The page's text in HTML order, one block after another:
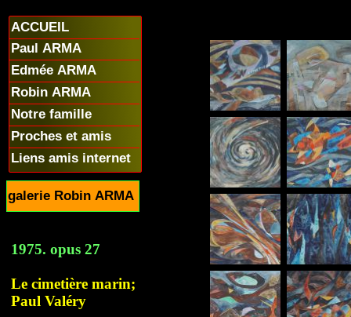
1975. opus 27
Le cimetière marin;
Paul Valéry
ACCUEIL
Paul ARMA
Edmée ARMA
Robin ARMA
Notre famille
Proches et amis
Liens amis internet
galerie Robin ARMA